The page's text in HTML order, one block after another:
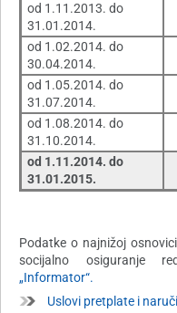
od 1.11.2013. do
31.01.2014.
od 1.02.2014. do
30.04.2014.
od 1.05.2014. do
31.07.2014.
od 1.08.2014. do
31.10.2014.
od 1.11.2014. do
31.01.2015.
Podatke o najnižoj
socijalno osiguranje
„Informator“.
Uslovi pretplate i